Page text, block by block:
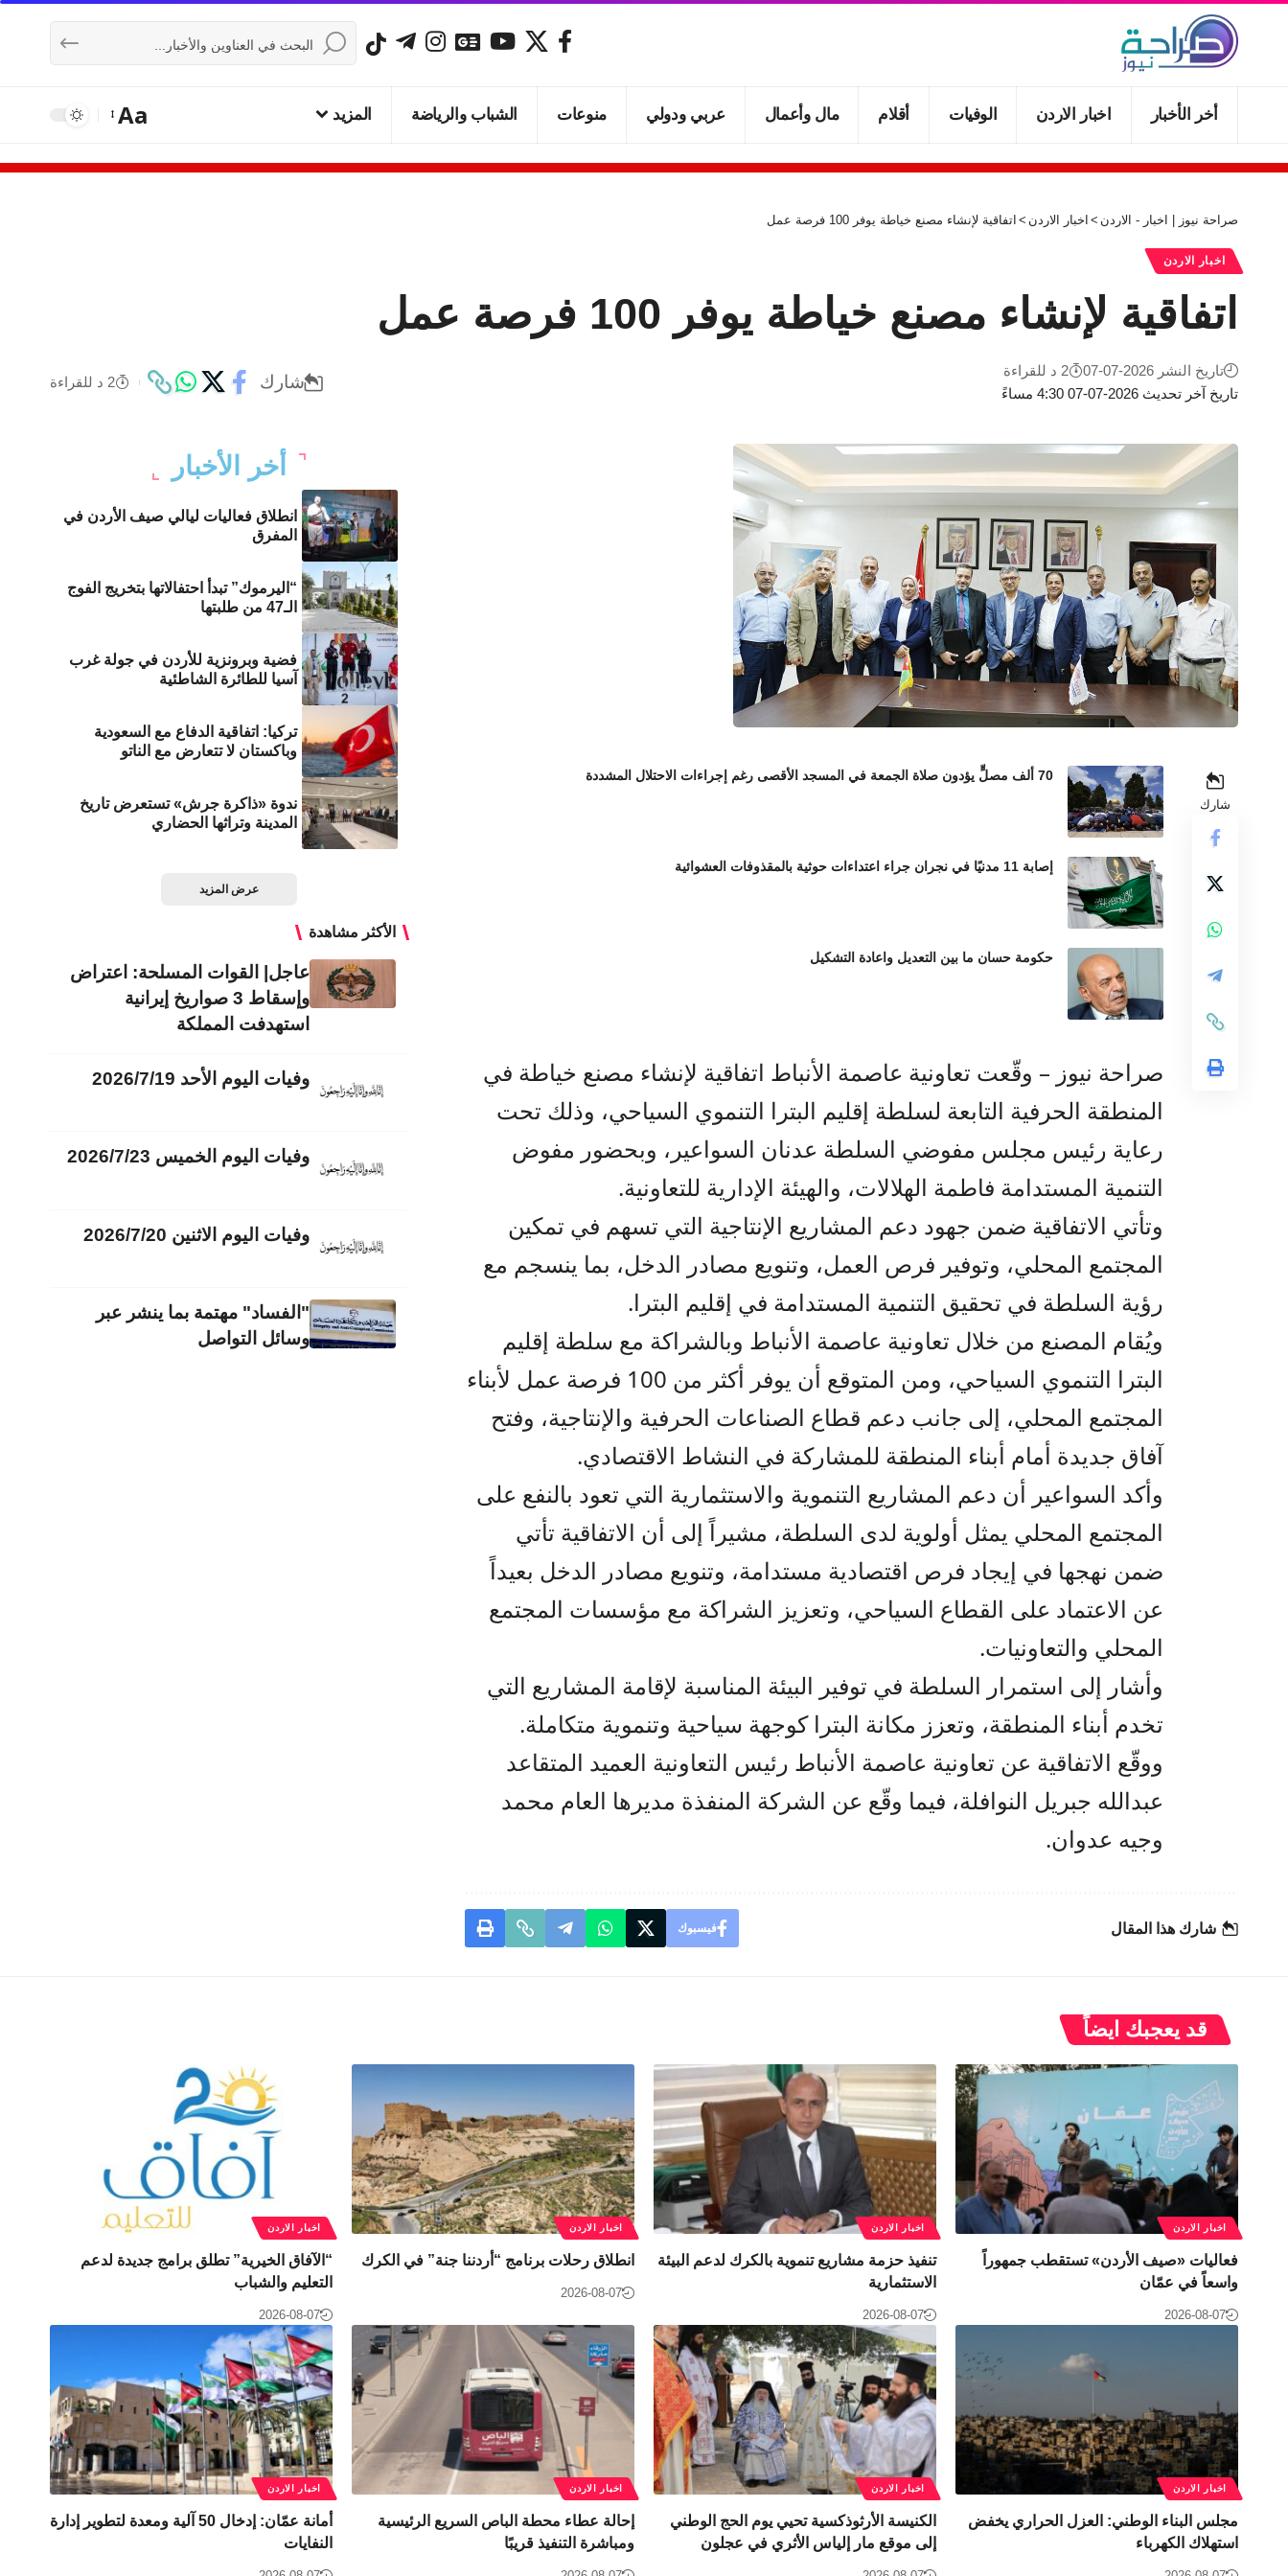
أخر الأخبار اخبار الاردن الوفيات أقلام مال وأعمال عربي ودولي منوعات الشباب والرياضة المزيد Aa
صراحة نيوز | اخبار - الاردن > اخبار الاردن > اتفاقية لإنشاء مصنع خياطة يوفر 100 فرصة عمل
اخبار الاردن
اتفاقية لإنشاء مصنع خياطة يوفر 100 فرصة عمل
تاريخ آخر تحديث 2026-07-07 4:30 مساءً
تاريخ النشر 2026-07-07 2 د للقراءة
شارك 2 د للقراءة
شارك
70 ألف مصلٍّ يؤدون صلاة الجمعة في المسجد الأقصى رغم إجراءات الاحتلال المشددة
إصابة 11 مدنيًا في نجران جراء اعتداءات حوثية بالمقذوفات العشوائية
حكومة حسان ما بين التعديل واعادة التشكيل
صراحة نيوز – وقّعت تعاونية عاصمة الأنباط اتفاقية لإنشاء مصنع خياطة في
المنطقة الحرفية التابعة لسلطة إقليم البترا التنموي السياحي، وذلك تحت
رعاية رئيس مجلس مفوضي السلطة عدنان السواعير، وبحضور مفوض
التنمية المستدامة فاطمة الهلالات، والهيئة الإدارية للتعاونية.
وتأتي الاتفاقية ضمن جهود دعم المشاريع الإنتاجية التي تسهم في تمكين
المجتمع المحلي، وتوفير فرص العمل، وتنويع مصادر الدخل، بما ينسجم مع
رؤية السلطة في تحقيق التنمية المستدامة في إقليم البترا.
ويُقام المصنع من خلال تعاونية عاصمة الأنباط وبالشراكة مع سلطة إقليم
البترا التنموي السياحي، ومن المتوقع أن يوفر أكثر من 100 فرصة عمل لأبناء
المجتمع المحلي، إلى جانب دعم قطاع الصناعات الحرفية والإنتاجية، وفتح
آفاق جديدة أمام أبناء المنطقة للمشاركة في النشاط الاقتصادي.
وأكد السواعير أن دعم المشاريع التنموية والاستثمارية التي تعود بالنفع على
المجتمع المحلي يمثل أولوية لدى السلطة، مشيراً إلى أن الاتفاقية تأتي
ضمن نهجها في إيجاد فرص اقتصادية مستدامة، وتنويع مصادر الدخل بعيداً
عن الاعتماد على القطاع السياحي، وتعزيز الشراكة مع مؤسسات المجتمع
المحلي والتعاونيات.
وأشار إلى استمرار السلطة في توفير البيئة المناسبة لإقامة المشاريع التي
تخدم أبناء المنطقة، وتعزز مكانة البترا كوجهة سياحية وتنموية متكاملة.
ووقّع الاتفاقية عن تعاونية عاصمة الأنباط رئيس التعاونية العميد المتقاعد
عبدالله جبريل النوافلة، فيما وقّع عن الشركة المنفذة مديرها العام محمد
وجيه عدوان.
شارك هذا المقال فيسبوك
أخر الأخبار
انطلاق فعاليات ليالي صيف الأردن في
المفرق
“اليرموك” تبدأ احتفالاتها بتخريج الفوج
الـ47 من طلبتها
فضية وبرونزية للأردن في جولة غرب
آسيا للطائرة الشاطئية
تركيا: اتفاقية الدفاع مع السعودية
وباكستان لا تتعارض مع الناتو
ندوة «ذاكرة جرش» تستعرض تاريخ
المدينة وتراثها الحضاري
عرض المزيد
الأكثر مشاهدة
عاجل| القوات المسلحة: اعتراض
وإسقاط 3 صواريخ إيرانية
استهدفت المملكة
وفيات اليوم الأحد 2026/7/19
وفيات اليوم الخميس 2026/7/23
وفيات اليوم الاثنين 2026/7/20
"الفساد" مهتمة بما ينشر عبر
وسائل التواصل
قد يعجبك ايضاً
اخبار الاردن
فعاليات «صيف الأردن» تستقطب جمهوراً
واسعاً في عمّان
2026-08-07
اخبار الاردن
تنفيذ حزمة مشاريع تنموية بالكرك لدعم البيئة
الاستثمارية
2026-08-07
اخبار الاردن
انطلاق رحلات برنامج “أردننا جنة” في الكرك
2026-08-07
اخبار الاردن
“الآفاق الخيرية” تطلق برامج جديدة لدعم
التعليم والشباب
2026-08-07
اخبار الاردن
مجلس البناء الوطني: العزل الحراري يخفض
استهلاك الكهرباء
اخبار الاردن
الكنيسة الأرثوذكسية تحيي يوم الحج الوطني
إلى موقع مار إلياس الأثري في عجلون
اخبار الاردن
إحالة عطاء محطة الباص السريع الرئيسية
ومباشرة التنفيذ قريبًا
اخبار الاردن
أمانة عمّان: إدخال 50 آلية ومعدة لتطوير إدارة
النفايات